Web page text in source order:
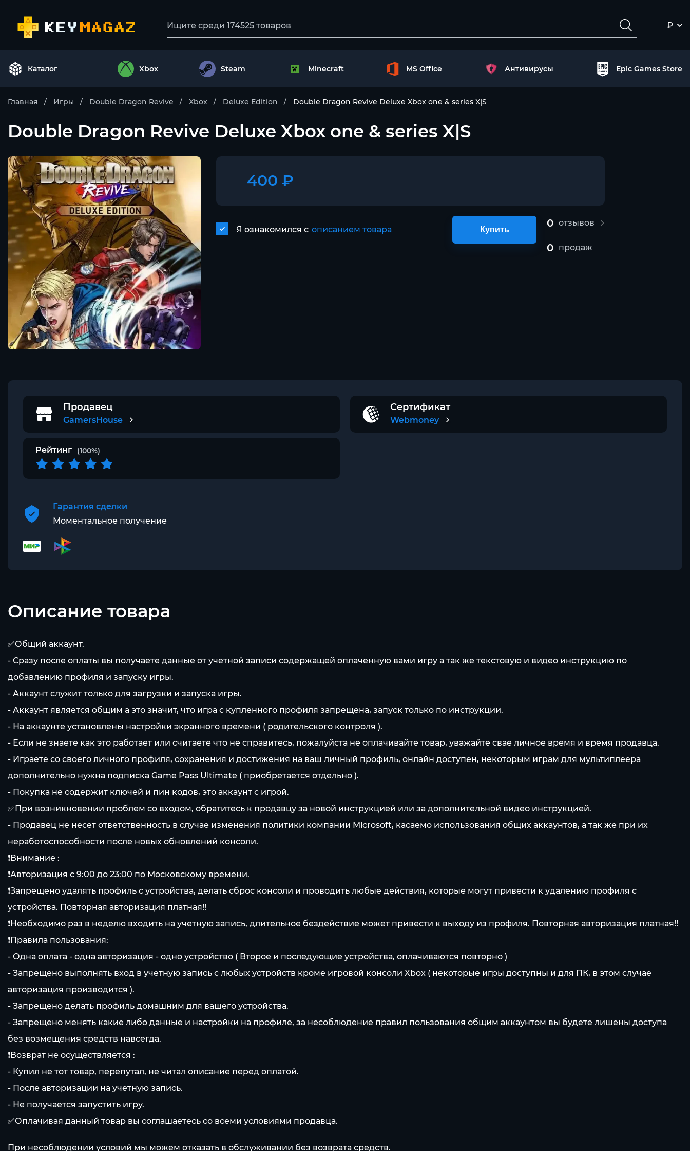
₽
Каталог Xbox Steam Minecraft MS Office Антивирусы Epic Games Store
Главная Игры Double Dragon Revive Xbox Deluxe Edition Double Dragon Revive Deluxe Xbox one & series X|S
Double Dragon Revive Deluxe Xbox one & series X|S
400 ₽
Я ознакомился с описанием товара Купить
0 отзывов
0 продаж
Продавец
GamersHouse
Сертификат
Webmoney
Рейтинг (100%)
Гарантия сделки
Моментальное получение
Описание товара
✅Общий аккаунт.
- Сразу после оплаты вы получаете данные от учетной записи содержащей оплаченную вами игру а так же текстовую и видео инструкцию по
добавлению профиля и запуску игры.
- Аккаунт служит только для загрузки и запуска игры.
- Аккаунт является общим а это значит, что игра с купленного профиля запрещена, запуск только по инструкции.
- На аккаунте установлены настройки экранного времени ( родительского контроля ).
- Если не знаете как это работает или считаете что не справитесь, пожалуйста не оплачивайте товар, уважайте свае личное время и время продавца.
- Играете со своего личного профиля, сохранения и достижения на ваш личный профиль, онлайн доступен, некоторым играм для мультиплеера
дополнительно нужна подписка Game Pass Ultimate ( приобретается отдельно ).
- Покупка не содержит ключей и пин кодов, это аккаунт с игрой.
✅При возникновении проблем со входом, обратитесь к продавцу за новой инструкцией или за дополнительной видео инструкцией.
- Продавец не несет ответственность в случае изменения политики компании Microsoft, касаемо использования общих аккаунтов, а так же при их
неработоспособности после новых обновлений консоли.
❗Внимание :
❗️Авторизация с 9:00 до 23:00 по Московскому времени.
❗Запрещено удалять профиль с устройства, делать сброс консоли и проводить любые действия, которые могут привести к удалению профиля с
устройства. Повторная авторизация платная!!
❗Необходимо раз в неделю входить на учетную запись, длительное бездействие может привести к выходу из профиля. Повторная авторизация платная!!
❗Правила пользования:
- Одна оплата - одна авторизация - одно устройство ( Второе и последующие устройства, оплачиваются повторно )
- Запрещено выполнять вход в учетную запись с любых устройств кроме игровой консоли Xbox ( некоторые игры доступны и для ПК, в этом случае
авторизация производится ).
- Запрещено делать профиль домашним для вашего устройства.
- Запрещено менять какие либо данные и настройки на профиле, за несоблюдение правил пользования общим аккаунтом вы будете лишены доступа
без возмещения средств навсегда.
❗Возврат не осуществляется :
- Купил не тот товар, перепутал, не читал описание перед оплатой.
- После авторизации на учетную запись.
- Не получается запустить игру.
✅Оплачивая данный товар вы соглашаетесь со всеми условиями продавца.
При несоблюдении условий мы можем отказать в обслуживании без возврата средств.